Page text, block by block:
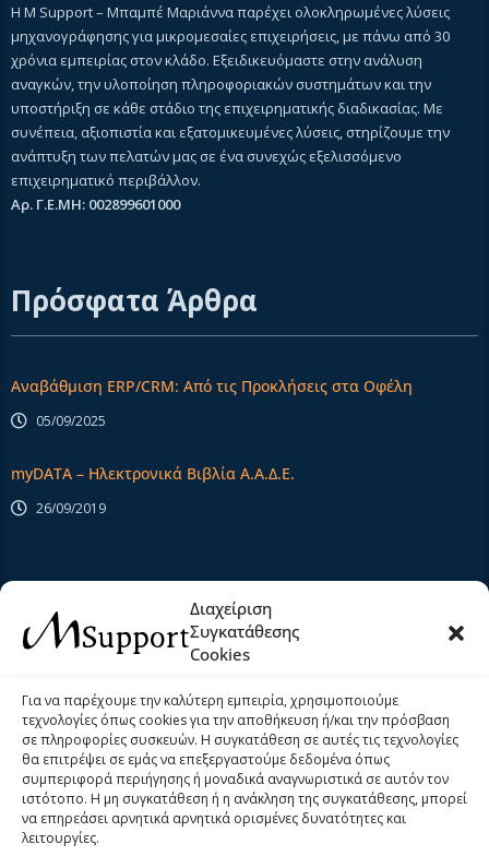
Διαχείριση
Συγκατάθεσης
Cookies
Για να παρέχουμε την καλύτερη εμπειρία, χρησιμοποιούμε
τεχνολογίες όπως cookies για την αποθήκευση ή/και την πρόσβαση
σε πληροφορίες συσκευών. Η συγκατάθεση σε αυτές τις τεχνολογίες
θα επιτρέψει σε εμάς να επεξεργαστούμε δεδομένα όπως
συμπεριφορά περιήγησης ή μοναδικά αναγνωριστικά σε αυτόν τον
ιστότοπο. Η μη συγκατάθεση ή η ανάκληση της συγκατάθεσης, μπορεί
να επηρεάσει αρνητικά αρνητικά ορισμένες δυνατότητες και
λειτουργίες.
Η M Support – Μπαμπέ Μαριάννα παρέχει ολοκληρωμένες λύσεις
μηχανογράφησης για μικρομεσαίες επιχειρήσεις, με πάνω από 30
χρόνια εμπειρίας στον κλάδο. Εξειδικευόμαστε στην ανάλυση
αναγκών, την υλοποίηση πληροφοριακών συστημάτων και την
υποστήριξη σε κάθε στάδιο της επιχειρηματικής διαδικασίας. Με
συνέπεια, αξιοπιστία και εξατομικευμένες λύσεις, στηρίζουμε την
ανάπτυξη των πελατών μας σε ένα συνεχώς εξελισσόμενο
επιχειρηματικό περιβάλλον.
Αρ. Γ.Ε.ΜΗ: 002899601000
Πρόσφατα Άρθρα
Αναβάθμιση ERP/CRM: Από τις Προκλήσεις στα Οφέλη
05/09/2025
myDATA – Ηλεκτρονικά Βιβλία Α.Α.Δ.Ε.
26/09/2019
Extra Links
Αρχική
Σχετικά Με Εμάς
Προϊόντα
Υπηρεσίες
Νέα
Help Desk
Επικοινωνία
Όροι και Προϋποθέσεις